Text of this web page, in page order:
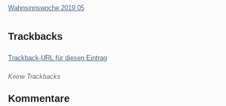
Wahnsinnswoche 2019:05
Trackbacks
Trackback-URL für diesen Eintrag
Keine Trackbacks
Kommentare